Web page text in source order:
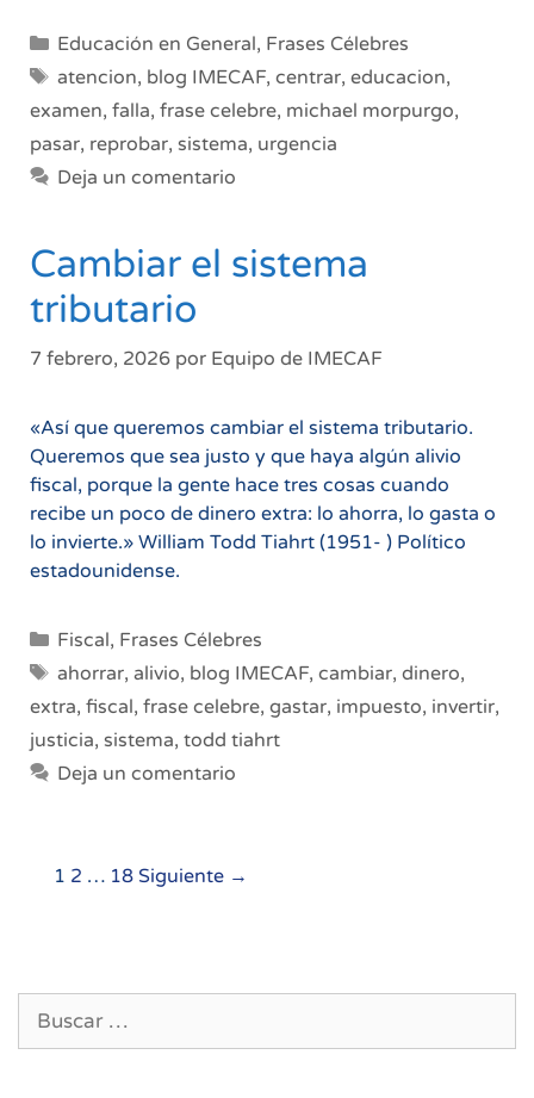
Categorías
Educación en General, Frases Célebres
Etiquetas
atencion, blog IMECAF, centrar, educacion,
examen, falla, frase celebre, michael morpurgo,
pasar, reprobar, sistema, urgencia
Deja un comentario
Cambiar el sistema
tributario
7 febrero, 2026 por Equipo de IMECAF
«Así que queremos cambiar el sistema tributario.
Queremos que sea justo y que haya algún alivio
fiscal, porque la gente hace tres cosas cuando
recibe un poco de dinero extra: lo ahorra, lo gasta o
lo invierte.» William Todd Tiahrt (1951- ) Político
estadounidense.
Categorías
Fiscal, Frases Célebres
Etiquetas
ahorrar, alivio, blog IMECAF, cambiar, dinero,
extra, fiscal, frase celebre, gastar, impuesto, invertir,
justicia, sistema, todd tiahrt
Deja un comentario
Navegación
1 2 … 18 Siguiente →